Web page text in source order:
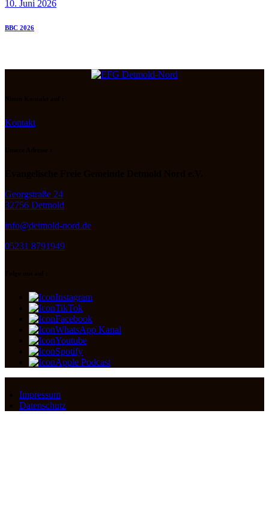
10. Juni 2026
BBC 2026
Kontakt
Georgstraße 24
32756 Detmold
info@detmold-nord.de
05231 8791949
Instagram
TikTok
Facebook
WhatsApp Kanal
Youtube
Spotify
Apple Podcast
Impressum
Datenschutz